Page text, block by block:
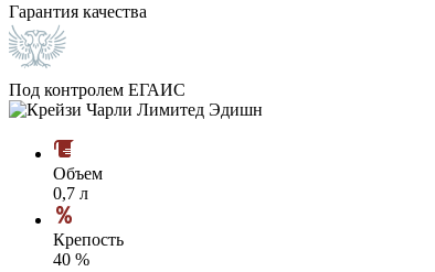
Гарантия качества
Под контролем ЕГАИС
Объем
0,7 л
Крепость
40 %